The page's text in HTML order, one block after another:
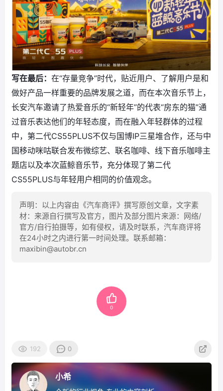
写在最后： 在“存量竞争”时代，贴近用户、了解用户是和
做好产品一样重要的品牌发展之道，而在本次音乐节上，
长安汽车邀请了热爱音乐的“新轻年”的代表“房东的猫”通
过音乐表达他们的年轻态度，而在融入年轻群体的过程
中，第二代CS55PLUS不仅与国博IP三星堆合作，还与中
国移动咪咕联合发布微综艺、联名咖啡、线下音乐咖啡主
题店以及本次蓝鲸音乐节，充分体现了第二代
CS55PLUS与年轻用户相同的价值观念。
声明：以上内容由《汽车商评》撰写原创文章，文字素
材：来源自行撰写及官方，图片及部分图片来源：网络/
官方/自行拍摄等，如有侵权，请及时联系，汽车商评将
在24小时之内进行第一时间处理。联系邮箱：
maxibin@autobr.cn
0
192 0
小希